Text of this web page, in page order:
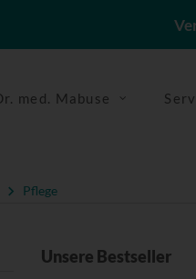
med. Mabuse
Pflege
Unsere Bestseller